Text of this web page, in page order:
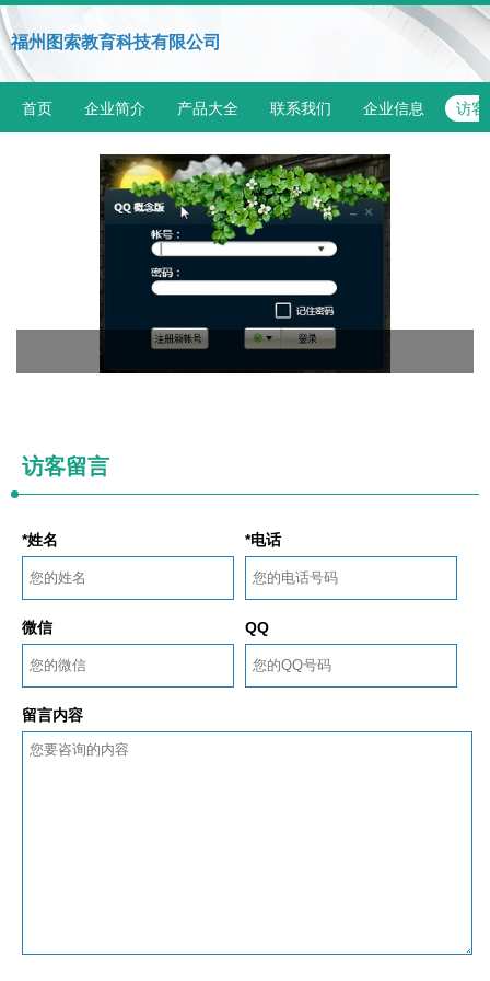
福州图索教育科技有限公司
首页 企业简介 产品大全 联系我们 企业信息 访客
访客留言
*姓名 *电话
微信 QQ
留言内容